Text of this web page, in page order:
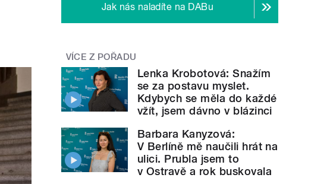
Jak nás naladíte na DABu
VÍCE Z POŘADU
Lenka Krobotová: Snažím
se za postavu myslet.
Kdybych se měla do každé
vžít, jsem dávno v blázinci
Barbara Kanyzová:
V Berlíně mě naučili hrát na
ulici. Prubla jsem to
v Ostravě a rok buskovala